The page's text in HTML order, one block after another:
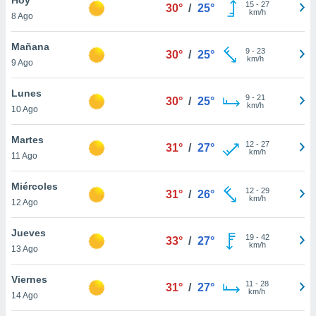
en
más
nuestra
de
cookies
aceptar
8 Ago
30° / 25° 15- 27
km/h
Mañana
9 Ago
30° / 25° 9- 23
km/h
Lunes
10 Ago
30° / 25° 9- 21
km/h
Martes
11 Ago
31° / 27° 12- 27
km/h
Miércoles
12 Ago
31° / 26° 12- 29
km/h
Jueves
13 Ago
33° / 27° 19- 42
km/h
Viernes
14 Ago
31° / 27° 11 - 28
km/h